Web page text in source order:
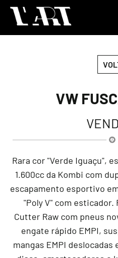
VW
Rara cor "Verde Iguaçu",
1.600cc da Kombi com
escapamento esportivo
"Poly V" com esticador.
Cutter Raw com pneus
engate rápido EMPI,
mangas EMPI